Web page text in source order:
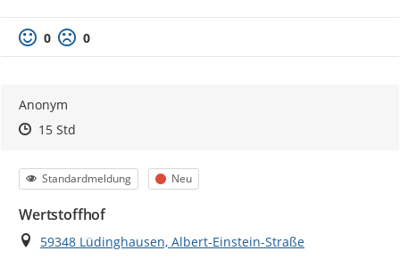
0 0
Anonym
Zeitpunkt des Erstellens
Zeitpunkt des Erstellens
15 StdZur Äußerung
Kategorie
Standardmeldung Status
Neu
Wertstoffhof
Ort
59348 Lüdinghausen, Albert-Einstein-Straße